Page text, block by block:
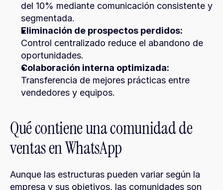
del 10% mediante comunicación consistente y
segmentada.
Eliminación de prospectos perdidos:
Control centralizado reduce el abandono de
oportunidades.
Colaboración interna optimizada:
Transferencia de mejores prácticas entre
vendedores y equipos.
Qué contiene una comunidad de
ventas en WhatsApp
Aunque las estructuras pueden variar según la
empresa y sus objetivos, las comunidades son